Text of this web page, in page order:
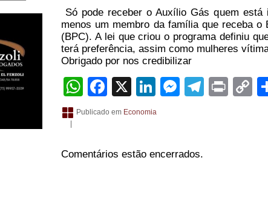
Só pode receber o Auxílio Gás quem
menos um membro da família que receba o
(BPC). A lei que criou o programa definiu
terá preferência, assim como mulheres
Obrigado por nos credibilizar
WhatsApp
Facebook
X LinkedIn Print
Publicado em Economia
Comentários estão encerrados.